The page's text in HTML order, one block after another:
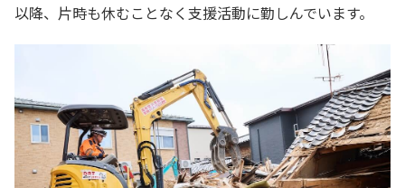
以降、片時も休むことなく支援活動に勤しんでいます。